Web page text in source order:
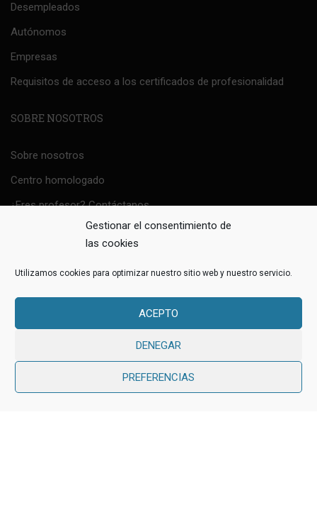
Gestionar el consentimiento de
las cookies
Utilizamos cookies para optimizar nuestro sitio web y nuestro servicio.
ACEPTO
DENEGAR
PREFERENCIAS
Desempleados
Autónomos
Empresas
Requisitos de acceso a los certificados de profesionalidad
SOBRE NOSOTROS
Sobre nosotros
Centro homologado
¿Eres profesor? Contáctanos
Política Sistema de Gestión Integrado
Education WordPress ThemebyThimPress.
Avisos Legales
Política de Privacidad
Política de cookies (UE)
Evaluación proveedores